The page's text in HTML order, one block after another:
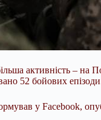
активність –
52 бойових
у Facebook,